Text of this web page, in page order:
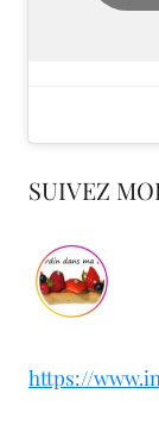
SUIVEZ
https://